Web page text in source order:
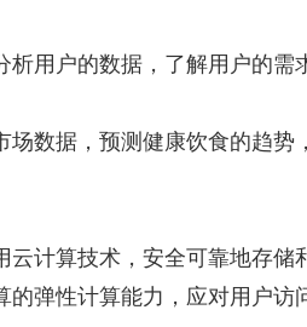
析用户的数据，了解用户的需
场数据，预测健康饮食的趋势
云计算技术，安全可靠地存储
的弹性计算能力，应对用户访